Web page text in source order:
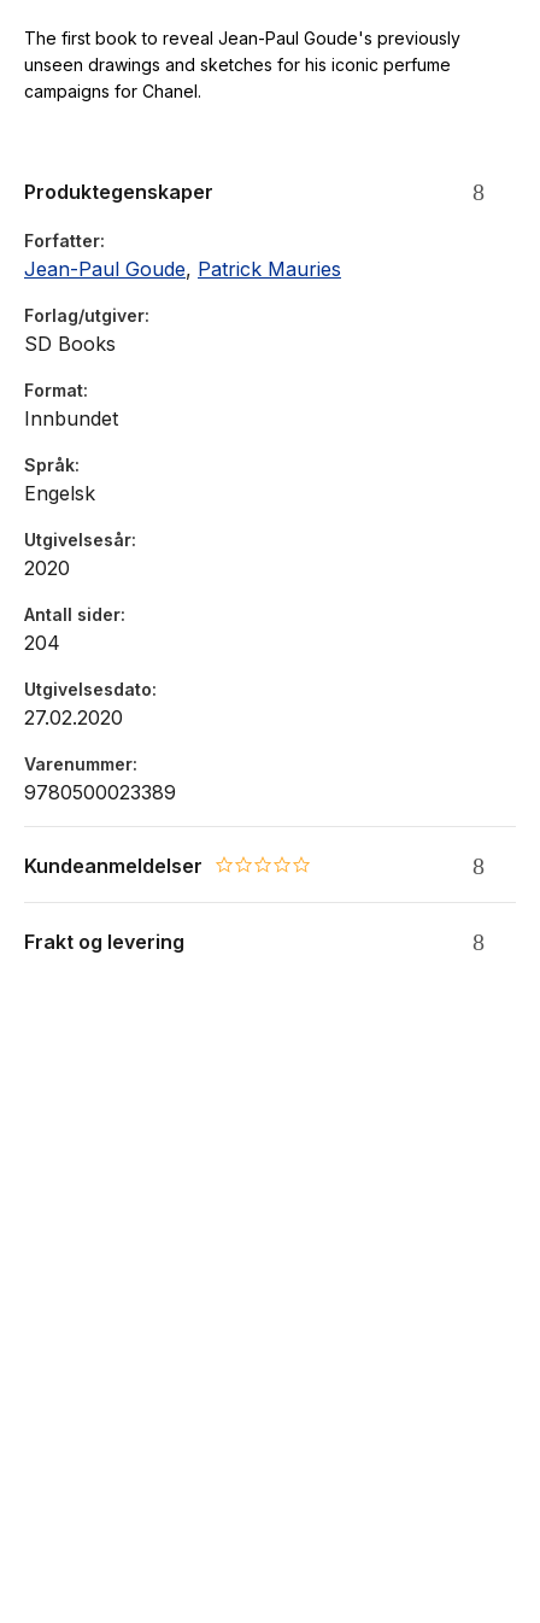
The first book to reveal Jean-Paul Goude's previously
unseen drawings and sketches for his iconic perfume
campaigns for Chanel.
Produktegenskaper
Forfatter
Jean-Paul Goude, Patrick Mauries
Forlag/utgiver
SD Books
Format
Innbundet
Språk
Engelsk
Utgivelsesår
2020
Antall sider
204
Utgivelsesdato
27.02.2020
Varenummer
9780500023389
Kundeanmeldelser 0.0 star rating
Frakt og levering